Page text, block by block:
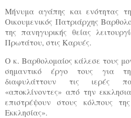
Μήνυμα αγάπης και ενότητας
Οικουμενικός Πατριάρχης
της πανηγυρικής θείας
Πρωτάτου, στις Καρυές.
Ο κ. Βαρθολομαίος κάλεσε τους
σημαντικό έργο τους για
διαφυλάττουν τις ιερές
«αποκλίνοντες» από την
επιστρέψουν στους κόλπους
Εκκλησίας».